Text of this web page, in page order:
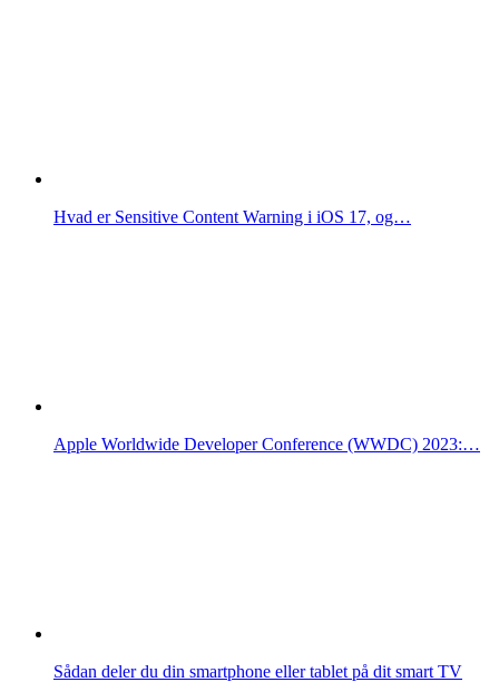
Hvad er Sensitive Content Warning i iOS 17, og…
Apple Worldwide Developer Conference (WWDC) 2023:…
Sådan deler du din smartphone eller tablet på dit smart TV